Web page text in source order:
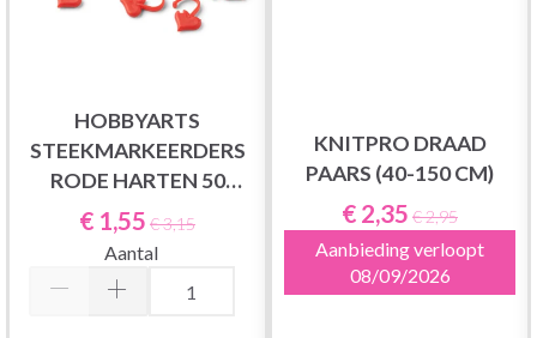
HOBBYARTS
STEEKMARKEERDERS
RODE HARTEN 50
STUKS
€ 1,55 € 3,15
Aantal
KNITPRO DRAAD
PAARS (40-150 CM)
€ 2,35 € 2,95
Aanbieding verloopt
08/09/2026